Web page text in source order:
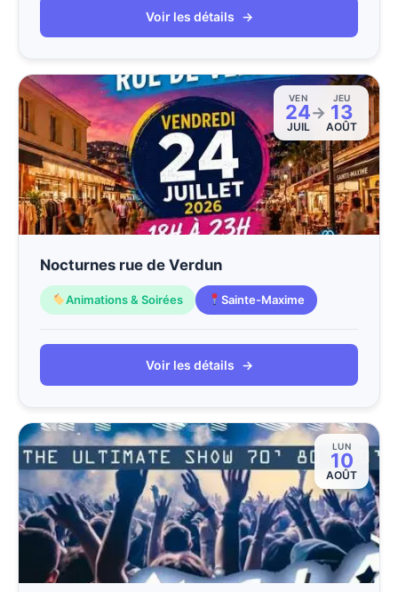
Voir les détails →
VEN
24
JUIL
→
JEU
13
AOÛT
Nocturnes rue de Verdun
Animations & Soirées Sainte-Maxime
Voir les détails →
LUN
10
AOÛT